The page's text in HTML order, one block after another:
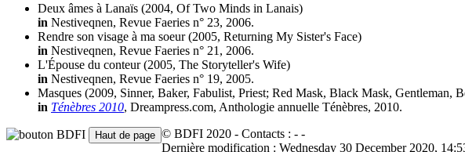
Deux âmes à Lanaïs (2004, Of Two Minds in Lanais)
in Nestiveqnen, Revue Faeries n° 23, 2006.
Rendre son visage à ma soeur (2005, Returning My Sister's Face)
in Nestiveqnen, Revue Faeries n° 21, 2006.
L'Épouse du conteur (2005, The Storyteller's Wife)
in Nestiveqnen, Revue Faeries n° 19, 2005.
Masques (2009, Sinner, Baker, Fabulist, Priest; Red Mask, Black Mask, Gentleman,
in Ténèbres 2010, Dreampress.com, Anthologie annuelle Ténèbres, 2010.
© BDFI 2020 - Contacts : - -
Dernière modification : Wednesday 30 December 2020,